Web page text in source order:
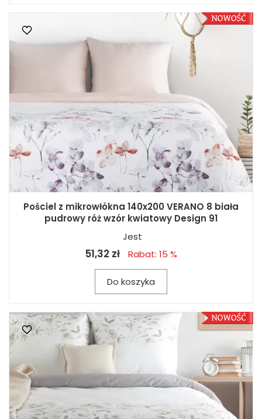
Pościel z mikrowłókna 140x200 VERANO 8 biała
pudrowy róż wzór kwiatowy Design 91
Jest
51,32 zł Rabat: 15 %
Do koszyka